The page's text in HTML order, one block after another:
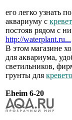
его легко узнать
аквариуму с
постояв рядом с
http://waterplant.ru...
В этом магазине
для аквариума,
светильников,
грунты для
Eheim 6-20